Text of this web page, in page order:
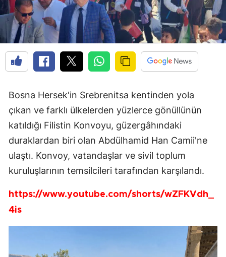
Bosna Hersek'in Srebrenitsa kentinden yola
çıkan ve farklı ülkelerden yüzlerce gönüllünün
katıldığı Filistin Konvoyu, güzergâhındaki
duraklardan biri olan Abdülhamid Han Camii'ne
ulaştı. Konvoy, vatandaşlar ve sivil toplum
kuruluşlarının temsilcileri tarafından karşılandı.
https://www.youtube.com/shorts/wZFKVdh_
4is